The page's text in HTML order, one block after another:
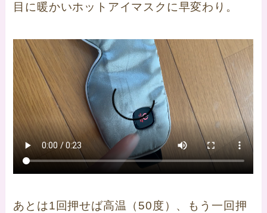
目に暖かいホットアイマスクに早変わり。
あとは1回押せば高温（50度）、もう一回押